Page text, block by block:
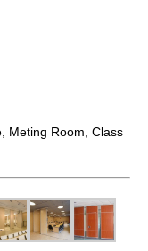
Room, Class